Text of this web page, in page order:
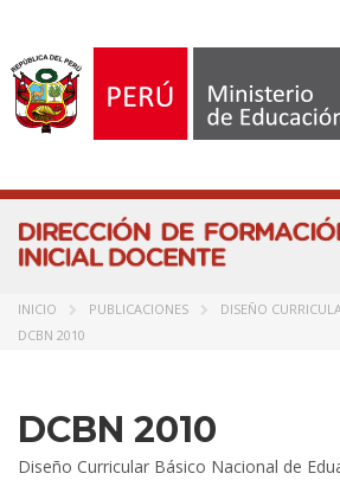
INICIO PUBLICACIONES
DISEÑO
DCBN 2010
DCBN 2010
Diseño Curricular Básico Nacional de